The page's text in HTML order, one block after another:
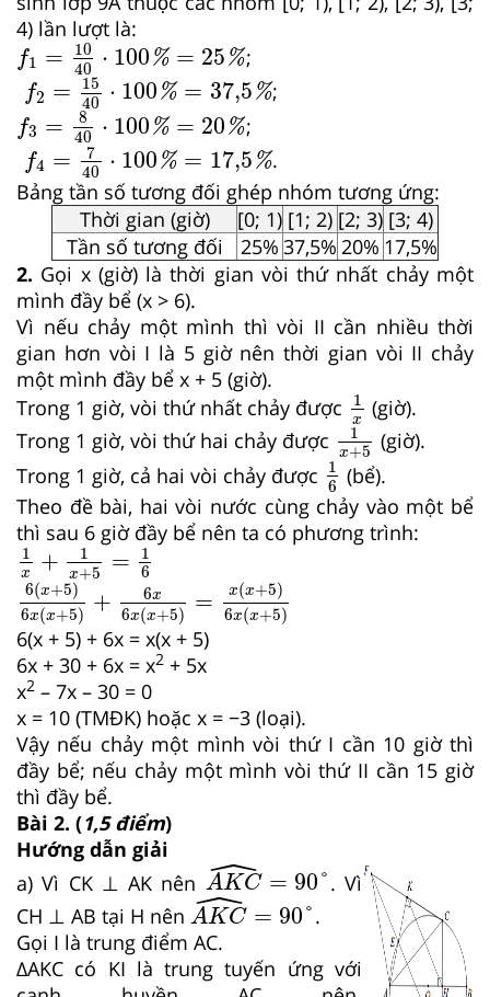
4) lần lượt là:
f1 =
10
40
⋅ 100% = 25%
f1 =1040⋅100% 25%;
f2 =
15
40
⋅ 100% = 37,5%
f2 1540 100% 37,5% ;
f3 =
8
40
⋅ 100% = 20%
3= 40⋅ 100%= 20% ;
f4 =
7
40
⋅ 100% = 17,5%
f4 40 100%= 17,5%
.
Bảng tần số tương đối ghép nhóm tương ứng:
Thời gian (giờ)
[0; 1) [1; 2) [2; 3) [3; 4)
Tần số tương đối
25% 37,5% 20% 17,5%
2. Gọi x (giờ) là thời gian vòi thứ nhất chảy một
mình đầy bể (x > 6).
Vì nếu chảy một mình thì vòi II cần nhiều thời
gian hơn vòi I là 5 giờ nên thời gian vòi II chảy
một mình đầy bể x + 5 (giờ).
Trong 1 giờ, vòi thứ nhất chảy được
1
x
1 (giờ).
Trong 1 giờ, vòi thứ hai chảy được
1
x+5
1 x +5
(giờ).
Trong 1 giờ, cả hai vòi chảy được
1
6
16(bể).
Theo đề bài, hai vòi nước cùng chảy vào một bể
thì sau 6 giờ đầy bể nên ta có phương trình:
1
x + 1
x+5 =
1
6
1x +1x+5= 16
6(x+5)
6x(x+5) + 6x
6x(x+5) = x(x+5)
6x(x+5)
6x+ 56x + +5= xx
6(x + 5) + 6x = x(x + 5)
6x + 30 + 6x = x2 + 5x
x2 – 7x – 30 = 0
x = 10 (TMĐK) hoặc x = −3 (loại).
Vậy nếu chảy một mình vòi thứ I cần 10 giờ thì
đầy bể; nếu chảy một mình vòi thứ II cần 15 giờ
thì đầy bể.
Bài 2. (1,5 điểm)
Hướng dẫn giải
a) Vì CK ⊥ AK nên
ˆ
AKC = 90°
AKC^
. Vì
CH ⊥ AB tại H nên ˆ
AKC = 90°
AKC^= 90 °
.
Gọi I là trung điểm AC.
∆AKC có KI là trung tuyến ứng với